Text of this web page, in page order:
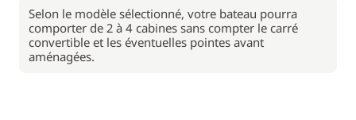
Selon le modèle sélectionné, votre bateau pourra
comporter de 2 à 4 cabines sans compter le carré
convertible et les éventuelles pointes avant
aménagées.